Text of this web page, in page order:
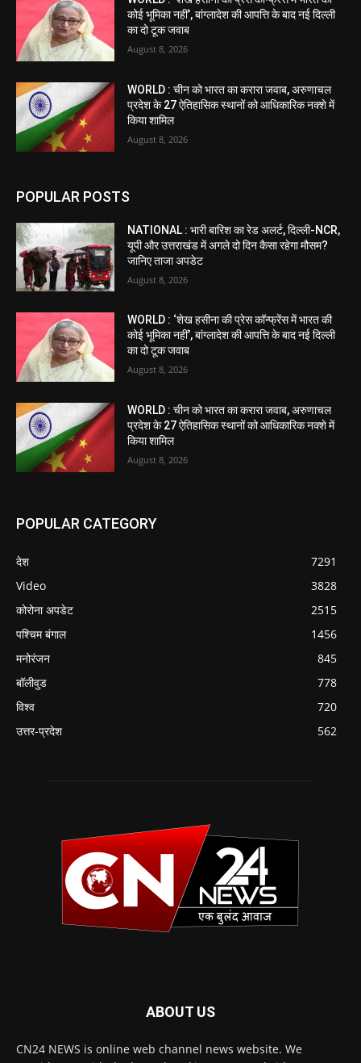
कोई भूमिका नहीं’, बांग्लादेश की आपत्ति के बाद नई दिल्ली
का दो टूक जवाब
August 8, 2026
WORLD : चीन को भारत का करारा जवाब, अरुणाचल
प्रदेश के 27 ऐतिहासिक स्थानों को आधिकारिक नक्शे में
किया शामिल
August 8, 2026
POPULAR POSTS
NATIONAL : भारी बारिश का रेड अलर्ट, दिल्ली-NCR,
यूपी और उत्तराखंड में अगले दो दिन कैसा रहेगा मौसम?
जानिए ताजा अपडेट
August 8, 2026
WORLD : ‘शेख हसीना की प्रेस कॉन्फ्रेंस में भारत की
कोई भूमिका नहीं’, बांग्लादेश की आपत्ति के बाद नई दिल्ली
का दो टूक जवाब
August 8, 2026
WORLD : चीन को भारत का करारा जवाब, अरुणाचल
प्रदेश के 27 ऐतिहासिक स्थानों को आधिकारिक नक्शे में
किया शामिल
August 8, 2026
POPULAR CATEGORY
देश
7291
Video
3828
कोरोना अपडेट
2515
पश्चिम बंगाल
1456
मनोरंजन
845
बॉलीवुड
778
विश्व
720
उत्तर-प्रदेश
562
ABOUT US
CN24 NEWS is online web channel news website. We